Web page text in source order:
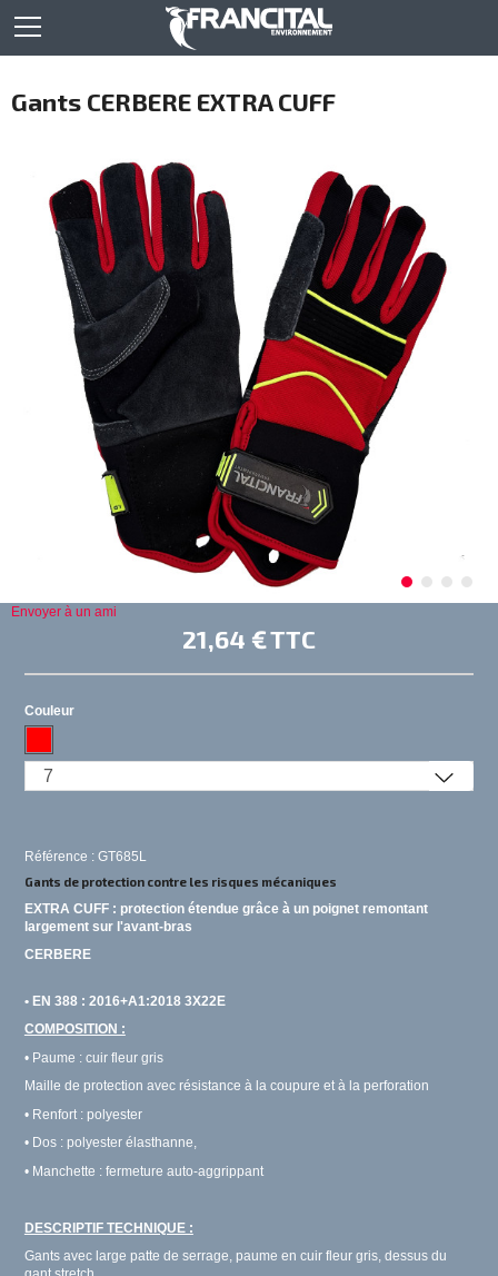
Gants CERBERE EXTRA CUFF
Envoyer à un ami
21,64 €TTC
Couleur
Référence : GT685L
Gants de protection contre les risques mécaniques
EXTRA CUFF : protection étendue grâce à un poignet remontant
largement sur l'avant-bras
CERBERE
• EN 388 : 2016+A1:2018 3X22E
COMPOSITION :
• Paume : cuir fleur gris
Maille de protection avec résistance à la coupure et à la perforation
• Renfort : polyester
• Dos : polyester élasthanne,
• Manchette : fermeture auto-aggrippant
DESCRIPTIF TECHNIQUE :
Gants avec large patte de serrage, paume en cuir fleur gris, dessus du